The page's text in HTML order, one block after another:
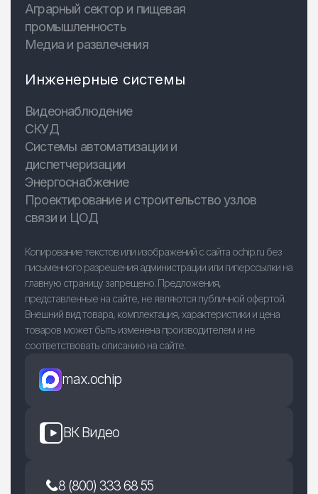
Аграрный сектор и пищевая
промышленность
Медиа и развлечения
Инженерные системы
Видеонаблюдение
СКУД
Системы автоматизации и
диспетчеризации
Энергоснабжение
Проектирование и строительство узлов
связи и ЦОД
Копирование текстов или изображений с сайта ochip.ru без
письменного разрешения администрации или гиперссылки на
главную страницу запрещено. Предложения,
представленные на сайте, не являются публичной офертой.
Внешний вид товара, комплектация, характеристики и цена
товаров может быть изменена производителем и не
соответствовать описанию на сайте.
max.ochip
ВК Видео
8 (800) 333 68 55